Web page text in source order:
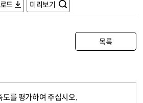
드
미리보기
목록
를 평가하여 주십시오.